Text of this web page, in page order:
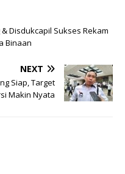
Disdukcapil Sukses Rekam
Binaan
NEXT
Siap, Target
Makin Nyata